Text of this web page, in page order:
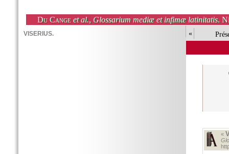
Du Cange et al., Glossarium mediæ et infimæ latinitatis.
«
«